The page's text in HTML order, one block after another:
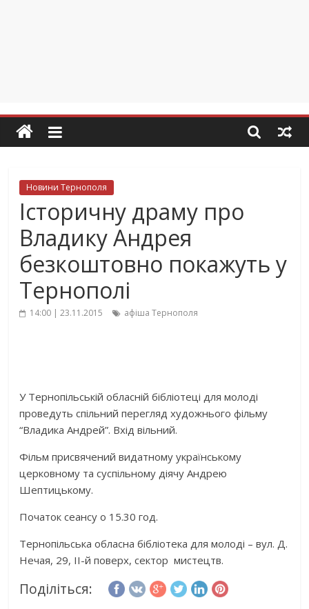
Новини Тернополя
Історичну драму про
Владику Андрея
безкоштовно покажуть у
Тернополі
14:00 | 23.11.2015 афіша Тернополя
У Тернопільській обласній бібліотеці для молоді
проведуть спільний перегляд художнього фільму
“Владика Андрей”. Вхід вільний.
Фільм присвячений видатному українському
церковному та суспільному діячу Андрею
Шептицькому.
Початок сеансу о 15.30 год.
Тернопільська обласна бібліотека для молоді – вул. Д.
Нечая, 29, ІІ-й поверх, сектор мистецтв.
Поділіться: